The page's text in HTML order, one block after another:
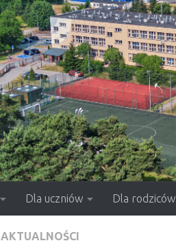
Dla uczniów Dla rodziców
AKTUALNOŚCI